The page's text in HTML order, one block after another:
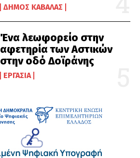
ΔΉΜΟΣ ΚΑΒΆΛΑΣ
Ένα λεωφορείο στην
αφετηρία των Αστικών
στην οδό Δοϊράνης
ΕΡΓΑΣΊΑ